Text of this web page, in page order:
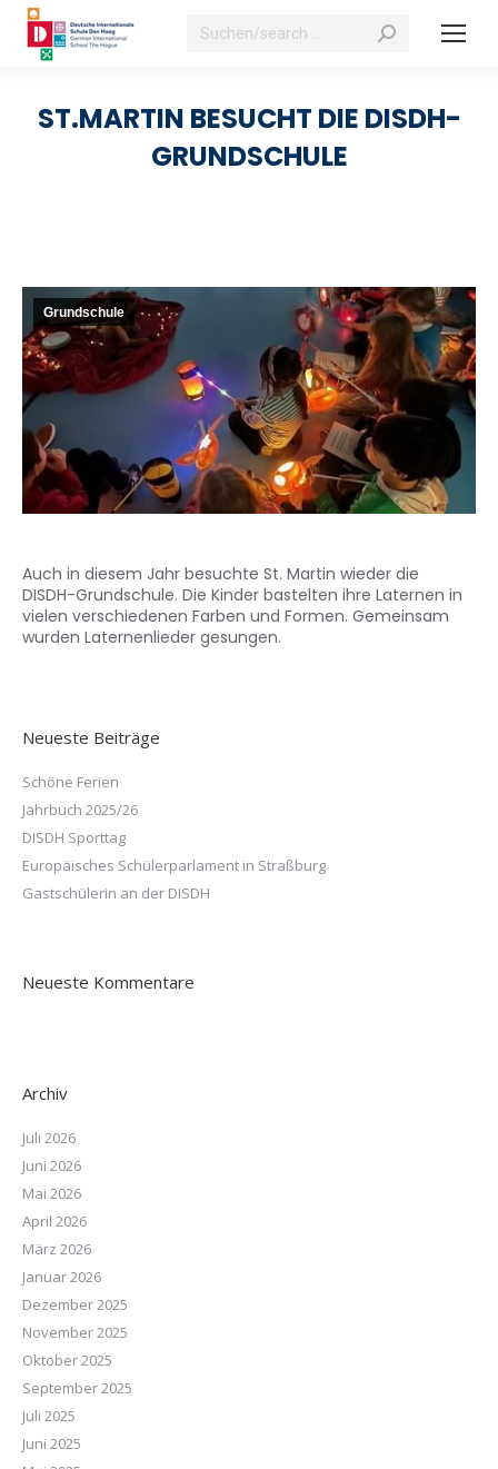
Suchen:
ST.MARTIN BESUCHT DIE DISDH-
GRUNDSCHULE
Grundschule
Auch in diesem Jahr besuchte St. Martin wieder die
DISDH-Grundschule. Die Kinder bastelten ihre Laternen in
vielen verschiedenen Farben und Formen. Gemeinsam
wurden Laternenlieder gesungen.
Neueste Beiträge
Schöne Ferien
Jahrbuch 2025/26
DISDH Sporttag
Europäisches Schülerparlament in Straßburg
Gastschülerin an der DISDH
Neueste Kommentare
Archiv
Juli 2026
Juni 2026
Mai 2026
April 2026
März 2026
Januar 2026
Dezember 2025
November 2025
Oktober 2025
September 2025
Juli 2025
Juni 2025